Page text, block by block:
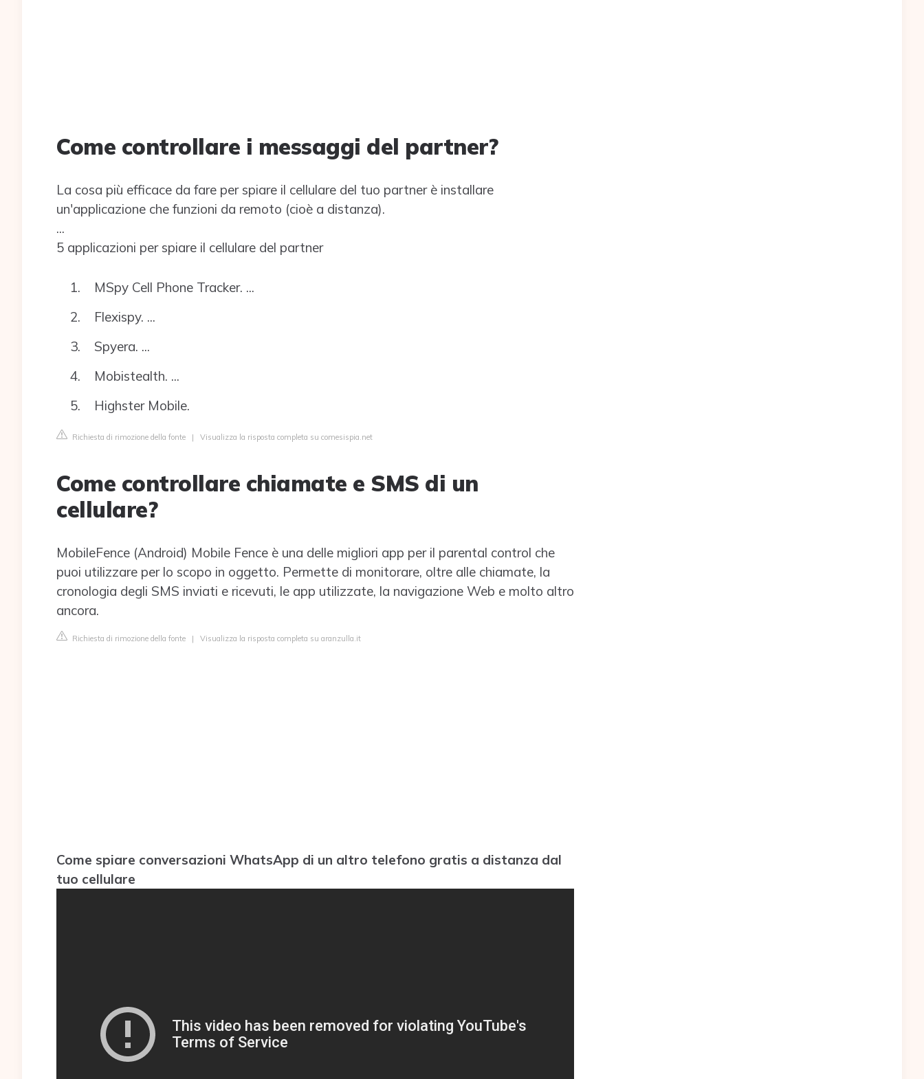
Come controllare i messaggi del partner?
La cosa più efficace da fare per spiare il cellulare del tuo partner è installare
un'applicazione che funzioni da remoto (cioè a distanza).
...
5 applicazioni per spiare il cellulare del partner
MSpy Cell Phone Tracker. ...
Flexispy. ...
Spyera. ...
Mobistealth. ...
Highster Mobile.
Richiesta di rimozione della fonte | Visualizza la risposta completa su comesispia.net
Come controllare chiamate e SMS di un
cellulare?
MobileFence (Android) Mobile Fence è una delle migliori app per il parental control che
puoi utilizzare per lo scopo in oggetto. Permette di monitorare, oltre alle chiamate, la
cronologia degli SMS inviati e ricevuti, le app utilizzate, la navigazione Web e molto altro
ancora.
Richiesta di rimozione della fonte | Visualizza la risposta completa su aranzulla.it
Come spiare conversazioni WhatsApp di un altro telefono gratis a distanza dal
tuo cellulare